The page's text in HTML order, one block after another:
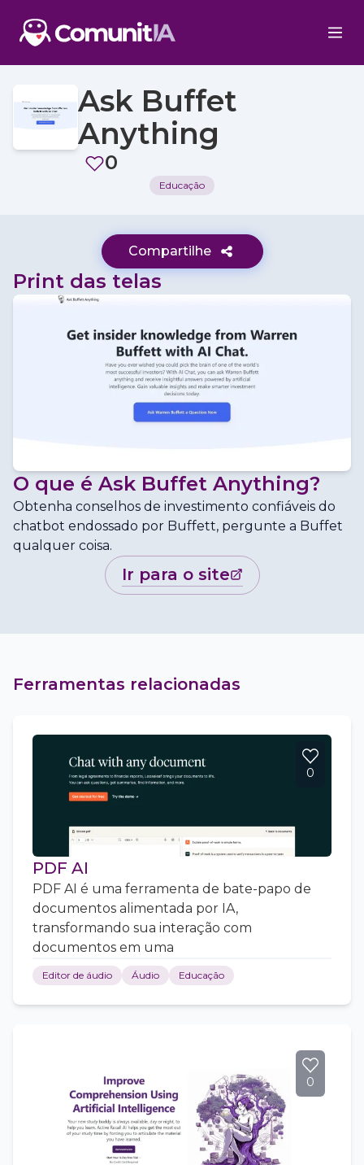
Ask Buffet
Anything
0
Educação
Compartilhe
Print das telas
O que é Ask Buffet Anything?
Obtenha conselhos de investimento confiáveis do
chatbot endossado por Buffett, pergunte a Buffet
qualquer coisa.
ir para o site
Ferramentas relacionadas
0
PDF AI
PDF AI é uma ferramenta de bate-papo de
documentos alimentada por IA,
transformando sua interação com
documentos em uma
Editor de áudio Áudio Educação
0